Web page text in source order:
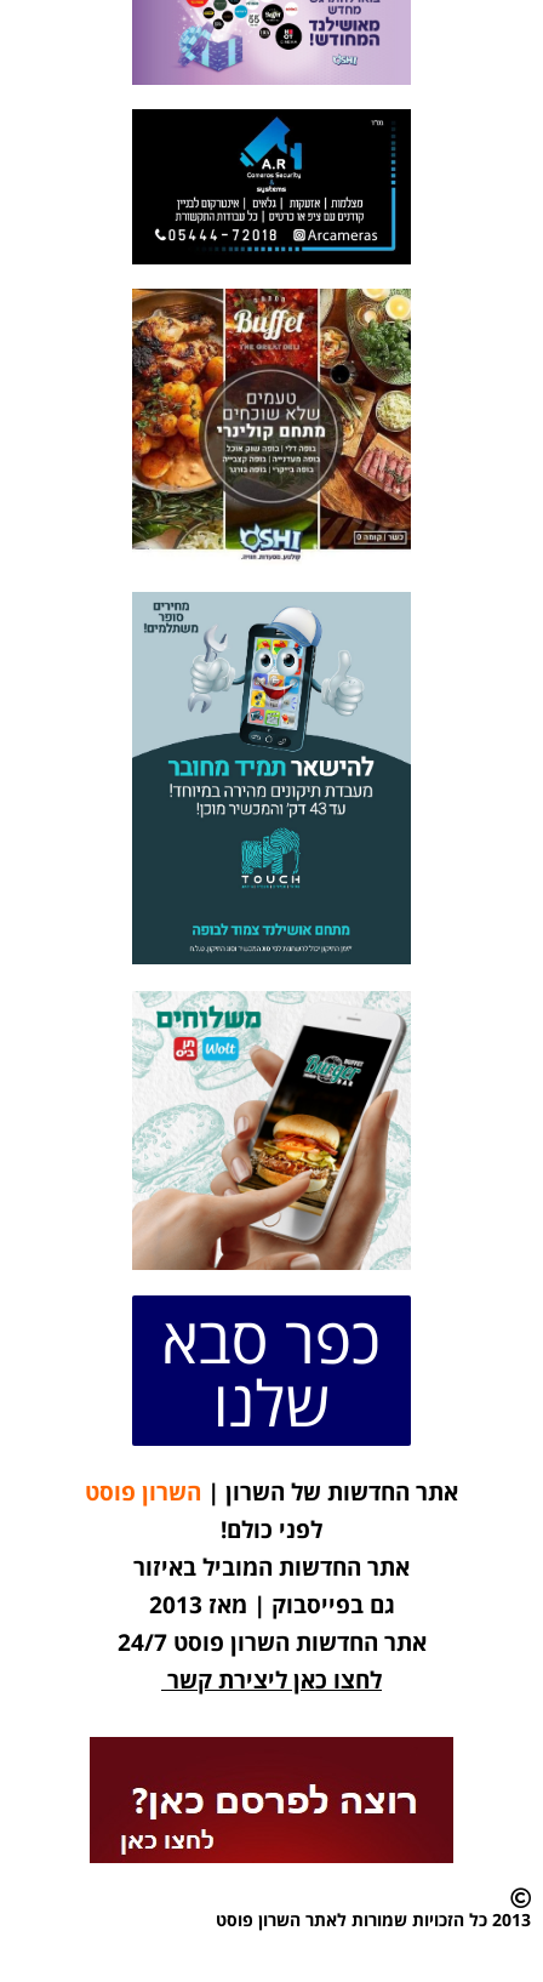
כפר סבא
שלנו
אתר החדשות של השרון | השרון פוסט
לפני כולם!
אתר החדשות המוביל באיזור
גם בפייסבוק | מאז 2013
אתר החדשות השרון פוסט 24/7
לחצו כאן ליצירת קשר
2013 כל הזכויות שמורות לאתר השרון פוסט